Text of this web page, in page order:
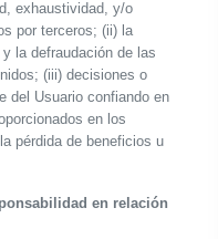
exhaustividad, y/o
por terceros; (ii) la
la defraudación de las
(iii) decisiones o
del Usuario confiando en
en los
pérdida de beneficios u
en relación